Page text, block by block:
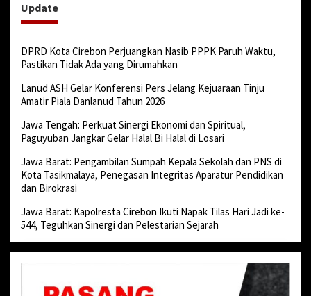
Update
DPRD Kota Cirebon Perjuangkan Nasib PPPK Paruh Waktu,
Pastikan Tidak Ada yang Dirumahkan
Lanud ASH Gelar Konferensi Pers Jelang Kejuaraan Tinju
Amatir Piala Danlanud Tahun 2026
Jawa Tengah: Perkuat Sinergi Ekonomi dan Spiritual,
Paguyuban Jangkar Gelar Halal Bi Halal di Losari
Jawa Barat: Pengambilan Sumpah Kepala Sekolah dan PNS di
Kota Tasikmalaya, Penegasan Integritas Aparatur Pendidikan
dan Birokrasi
Jawa Barat: Kapolresta Cirebon Ikuti Napak Tilas Hari Jadi ke-
544, Teguhkan Sinergi dan Pelestarian Sejarah